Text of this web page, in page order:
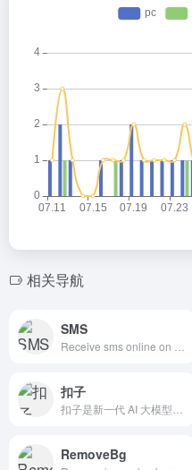
相关导航
SMS
扣子
RemoveBg